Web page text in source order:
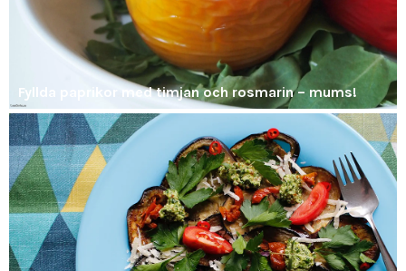
Fyllda paprikor med timjan och rosmarin – mums!